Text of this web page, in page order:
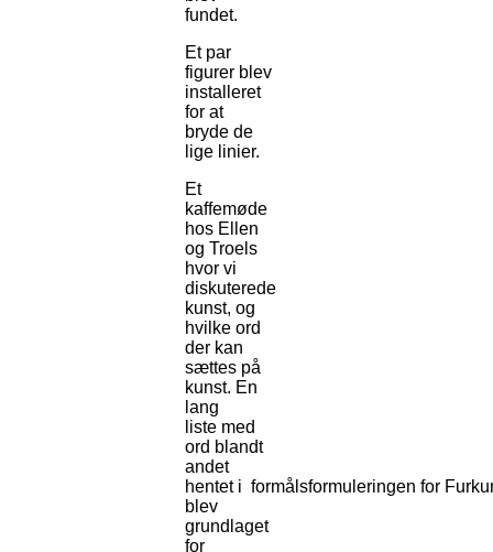
fundet.
Et par
figurer blev
installeret
for at
bryde de
lige linier.
Et
kaffemøde
hos Ellen
og Troels
hvor vi
diskuterede
kunst, og
hvilke ord
der kan
sættes på
kunst. En
lang
liste med
ord blandt
andet
hentet i formålsformuleringen for
blev
grundlaget
for